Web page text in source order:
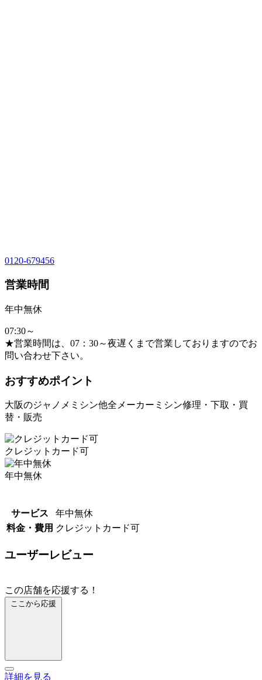
0120-679456
営業時間
年中無休
07:30～
★営業時間は、07：30～夜遅くまで営業しておりますのでお
問い合わせ下さい。
おすすめポイント
大阪のジャノメミシン他全メーカーミシン修理・下取・買
替・販売
クレジットカード可
年中無休
サービス
年中無休
料金・費用 クレジットカード可
ユーザーレビュー
この店舗を応援する！
ここから応援
詳細を見る